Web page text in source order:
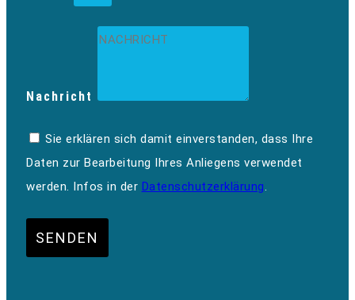
Nachricht
Sie erklären sich damit einverstanden, dass Ihre
Daten zur Bearbeitung Ihres Anliegens verwendet
werden. Infos in der Datenschutzerklärung
SENDEN